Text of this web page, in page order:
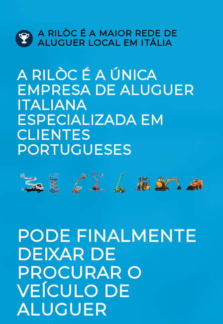
A RILÒC É A MAIOR REDE DE
ALUGUER LOCAL EM ITÁLIA
A RILÒC É A ÚNICA
EMPRESA DE ALUGUER
ITALIANA
ESPECIALIZADA EM
CLIENTES
PORTUGUESES
PODE FINALMENTE
DEIXAR DE
PROCURAR O
VEÍCULO DE
ALUGUER